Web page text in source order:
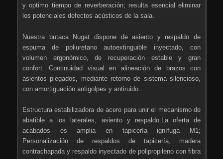
y optimo tiempo de reverberación; resulta esencial eliminar
los potenciales defectos acústicos de la sala.
Nuestra butaca Nugat dispone de asiento y respaldo de
espuma de poliuretano autoextinguible inyectado, con
volumen ergonómico, de recuperación estable y gran
confort. Continuidad visual en alineación de brazos con
asientos plegados, mediante retorno de sistema silencioso,
con amortiguación antigolpes y antiruido.
Estructura estabilizadora de acero para unir el mecanismo de
abatible a los laterales, asiento y respaldo.La oferta de
acabados es amplia en tapicería ignífuga M1;
Personalización de respaldos de tapicería, madera
contrachapada y respaldo inyectado de polipropileno con fibra